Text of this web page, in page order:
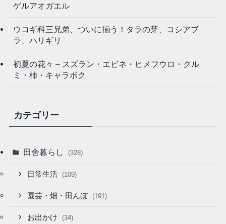
ゲルアオガエル
ウコギ科三兄弟、ついに揃う！タラの芽、コシアブ
ラ、ハリギリ
初夏の花々 – スズラン・エビネ・ヒメフウロ・クル
ミ・柿・キャラボク
カテゴリー
田舎暮らし (328)
日常生活 (109)
園芸・畑・田んぼ (191)
お出かけ (34)